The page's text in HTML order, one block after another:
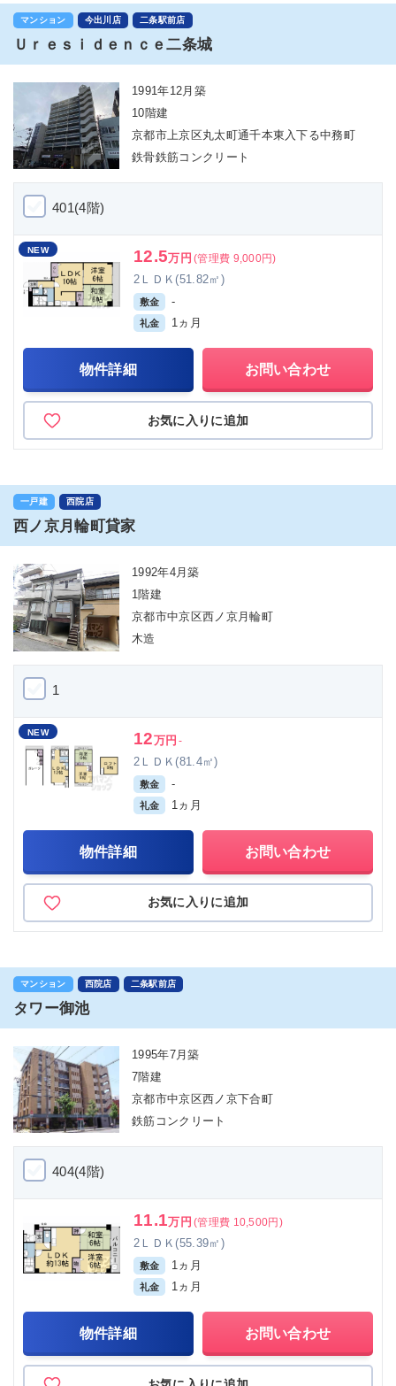
マンション 今出川店 二条駅前店
Ｕｒｅｓｉｄｅｎｃｅ二条城
1991年12月築
10階建
京都市上京区丸太町通千本東入下る中務町
鉄骨鉄筋コンクリート
401(4階)
NEW 12.5万円 (管理費 9,000円)
2ＬＤＫ(51.82㎡)
敷金 -
礼金 1ヵ月
物件詳細 お問い合わせ
お気に入りに追加
一戸建 西院店
西ノ京月輪町貸家
1992年4月築
1階建
京都市中京区西ノ京月輪町
木造
1
NEW 12万円 -
2ＬＤＫ(81.4㎡)
敷金 -
礼金 1ヵ月
物件詳細 お問い合わせ
お気に入りに追加
マンション 西院店 二条駅前店
タワー御池
1995年7月築
7階建
京都市中京区西ノ京下合町
鉄筋コンクリート
404(4階)
11.1万円 (管理費 10,500円)
2ＬＤＫ(55.39㎡)
敷金 1ヵ月
礼金 1ヵ月
物件詳細 お問い合わせ